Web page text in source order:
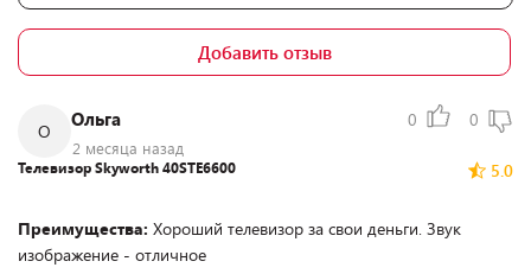
Добавить отзыв
О
Ольга
2 месяца назад
0 0
5.0
Телевизор Skyworth 40STE6600
Преимущества: Хороший телевизор за свои деньги. Звук
изображение - отличное